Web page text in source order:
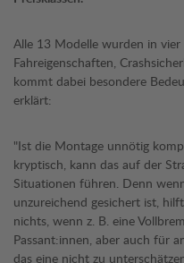
Alle 13 Modelle wurden in
Fahreigenschaften,
kommt dabei besondere
erklärt:
"Ist die Montage unnötig
kryptisch, kann das auf der
Situationen führen. Denn
unzureichend gesichert ist,
nichts, wenn z. B. eine
Passant:innen, aber auch für
das eine nicht zu